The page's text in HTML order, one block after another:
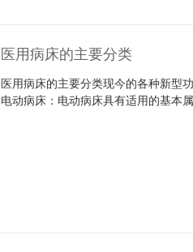
医用病床的主要分类
医用病床的主要分类现今的各种新型
电动病床：电动病床具有适用的基本